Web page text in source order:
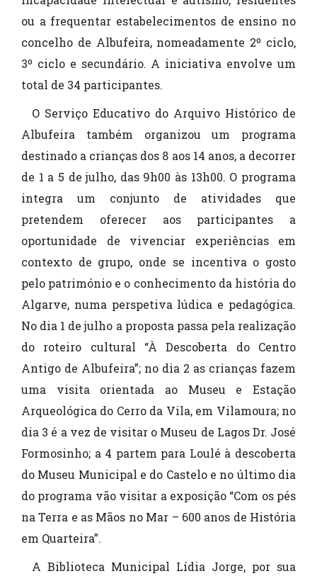
ou a frequentar estabelecimentos de ensino no
concelho de Albufeira, nomeadamente 2º ciclo,
3º ciclo e secundário. A iniciativa envolve um
total de 34 participantes.
O Serviço Educativo do Arquivo Histórico de
Albufeira também organizou um programa
destinado a crianças dos 8 aos 14 anos, a decorrer
de 1 a 5 de julho, das 9h00 às 13h00. O programa
integra um conjunto de atividades que
pretendem oferecer aos participantes a
oportunidade de vivenciar experiências em
contexto de grupo, onde se incentiva o gosto
pelo património e o conhecimento da história do
Algarve, numa perspetiva lúdica e pedagógica.
No dia 1 de julho a proposta passa pela realização
do roteiro cultural “À Descoberta do Centro
Antigo de Albufeira”; no dia 2 as crianças fazem
uma visita orientada ao Museu e Estação
Arqueológica do Cerro da Vila, em Vilamoura; no
dia 3 é a vez de visitar o Museu de Lagos Dr. José
Formosinho; a 4 partem para Loulé à descoberta
do Museu Municipal e do Castelo e no último dia
do programa vão visitar a exposição “Com os pés
na Terra e as Mãos no Mar – 600 anos de História
em Quarteira”.
A Biblioteca Municipal Lídia Jorge, por sua